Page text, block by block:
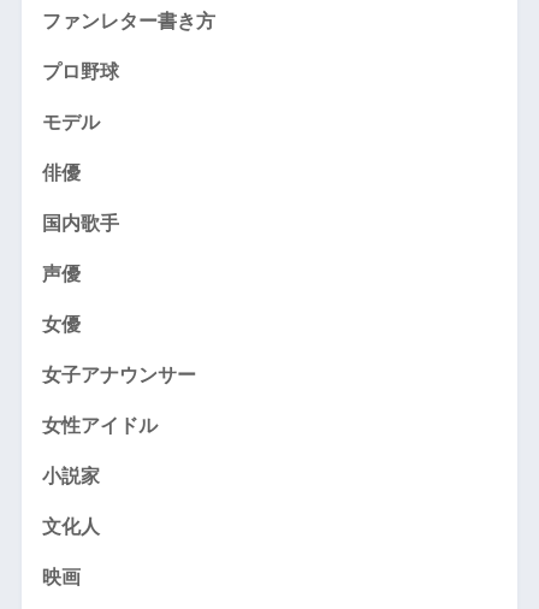
ファンレター書き方
プロ野球
モデル
俳優
国内歌手
声優
女優
女子アナウンサー
女性アイドル
小説家
文化人
映画